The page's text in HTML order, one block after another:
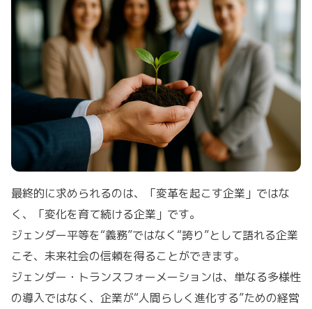
最終的に求められるのは、「変革を起こす企業」ではな
く、「変化を育て続ける企業」です。
ジェンダー平等を“義務”ではなく“誇り”として語れる企業
こそ、未来社会の信頼を得ることができます。
ジェンダー・トランスフォーメーションは、単なる多様性
の導入ではなく、企業が“人間らしく進化する”ための経営